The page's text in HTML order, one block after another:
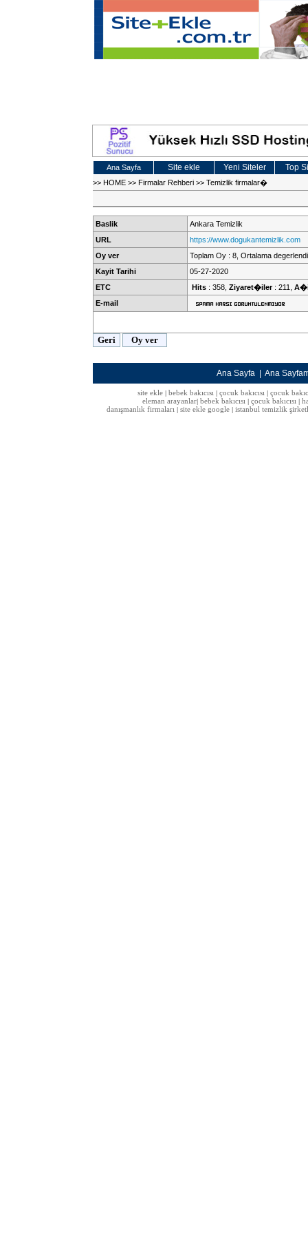
Ana Sayfa Site ekle Yeni Siteler Top
>> HOME >> Firmalar Rehberi >> Temizlik firmalar�
Baslik
Ankara Temizlik
URL
https://www.dogukantemizlik.com
Oy ver
Toplam Oy : 8, Ortalama
Kayit Tarihi
05-27-2020
ETC
Hits : 358, Ziyaret�iler: 211,
E-mail
Ana Sayfa Ana
site ekle| bebek bakıcısı| çocuk bakıcısı| çocuk
eleman arayanlar bebek bakıcısı çocuk bakıcısı
danışmanlık firmaları
site ekle google istanbul temizlik